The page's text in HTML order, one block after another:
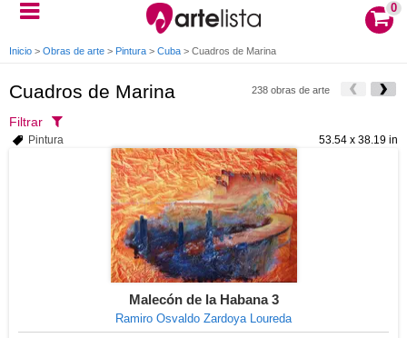
0
Inicio > Obras de arte > Pintura > Cuba > Cuadros de Marina
Cuadros de Marina 238 obras de arte
Filtrar
53.54 x 38.19 in
Pintura
Malecón de la Habana 3
Ramiro Osvaldo Zardoya Loureda